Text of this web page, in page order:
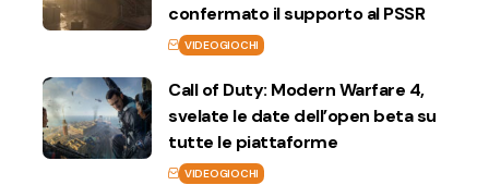
confermato il supporto al PSSR
VIDEOGIOCHI
Call of Duty: Modern Warfare 4,
svelate le date dell’open beta su
tutte le piattaforme
VIDEOGIOCHI